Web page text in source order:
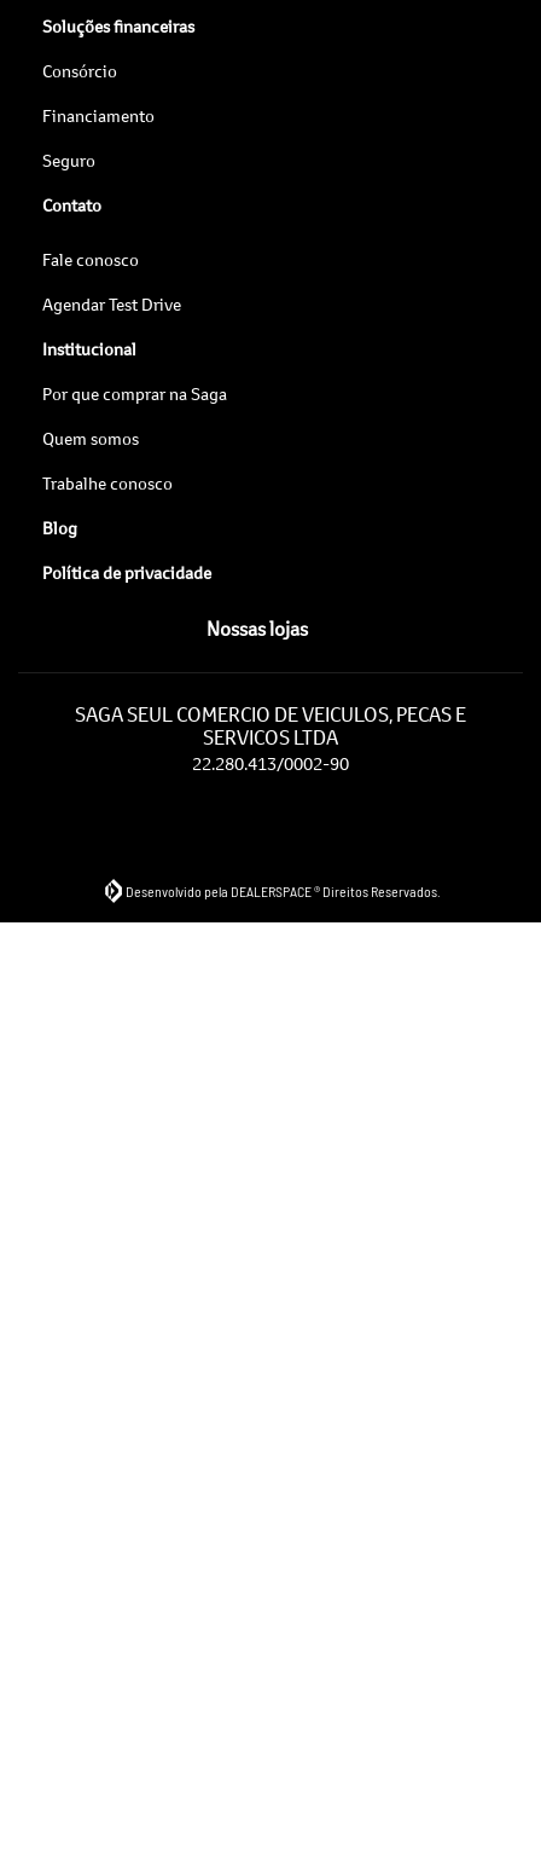
Soluções financeiras
Consórcio
Financiamento
Seguro
Contato
Fale conosco
Agendar Test Drive
Institucional
Por que comprar na Saga
Quem somos
Trabalhe conosco
Blog
Política de privacidade
Nossas lojas
SAGA SEUL COMERCIO DE VEICULOS, PECAS E
SERVICOS LTDA
22.280.413/0002-90
Desenvolvido pela DEALERSPACE ® Direitos Reservados.